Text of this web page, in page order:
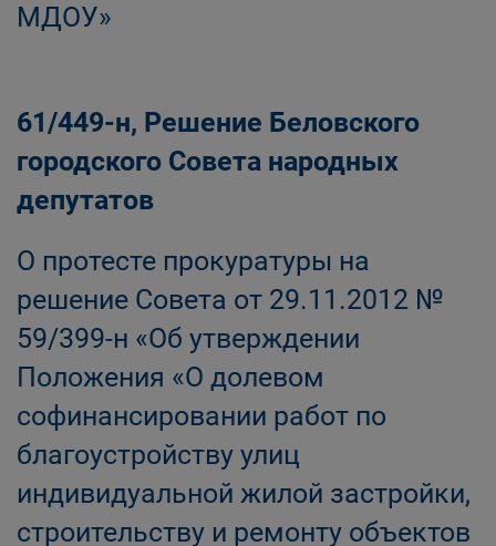
МДОУ»
61/449-н, Решение Беловского
городского Совета народных
депутатов
О протесте прокуратуры на
решение Совета от 29.11.2012 №
59/399-н «Об утверждении
Положения «О долевом
софинансировании работ по
благоустройству улиц
индивидуальной жилой застройки,
строительству и ремонту объектов